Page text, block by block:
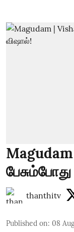
thanthitv
Published on: 08